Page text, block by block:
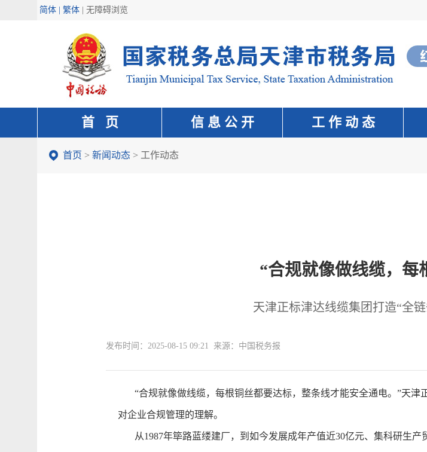
简体 | 繁体 无障碍浏览
首 页 信 息 公 开 工 作 动 态
首页 > 新闻动态 > 工作动态
“合规就像做线缆，每
天津正标津达线缆集团打造“全
发布时间：2025-08-15 09:21 来源：中国税务报
“合规就像做线缆，每根铜丝都要达标，整条线才能安全通电。”天津
对企业合规管理的理解。
从1987年筚路蓝缕建厂，到如今发展成年产值近30亿元、集科研生产